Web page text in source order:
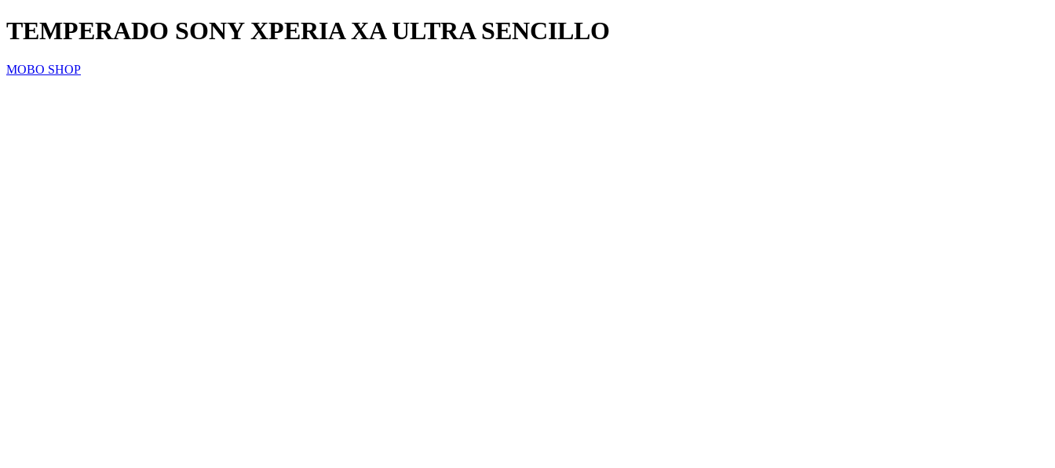
TEMPERADO SONY XPERIA XA ULTRA SENCILLO
MOBO SHOP